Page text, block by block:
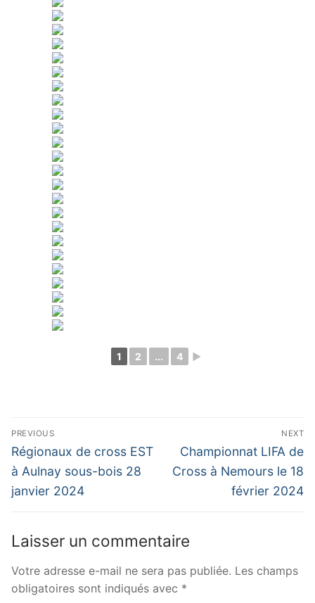
1 2 ... 4 ►
Navigation
de
l’article
PREVIOUS
Previous
post:
Régionaux de cross EST
à Aulnay sous-bois 28
janvier 2024
NEXT
Next
post:
Championnat LIFA de
Cross à Nemours le 18
février 2024
Laisser un commentaire
Votre adresse e-mail ne sera pas publiée. Les champs
obligatoires sont indiqués avec *